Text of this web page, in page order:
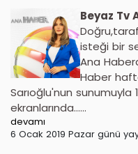
Beyaz Tv
isteği bir
Ana
Haber
Sarıoğlu'nun sunumuyla
ekranlarında......
devamı
6 Ocak 2019 Pazar günü